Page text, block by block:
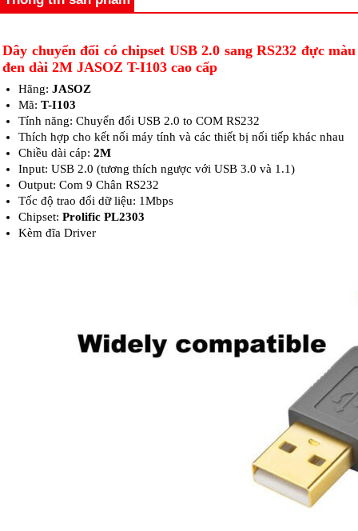
Dây chuyển đổi có chipset USB 2.0 sang RS232 đực màu
đen dài 2M JASOZ T-I103 cao cấp
Hãng: JASOZ
Mã: T-I103
Tính năng: Chuyển đổi USB 2.0 to COM RS232
Thích hợp cho kết nối máy tính và các thiết bị nối tiếp khác nhau
Chiều dài cáp: 2M
Input: USB 2.0 (tương thích ngược với USB 3.0 và 1.1)
Output: Com 9 Chân RS232
Tốc độ trao đổi dữ liệu: 1Mbps
Chipset: Prolific PL2303
Kèm đĩa Driver